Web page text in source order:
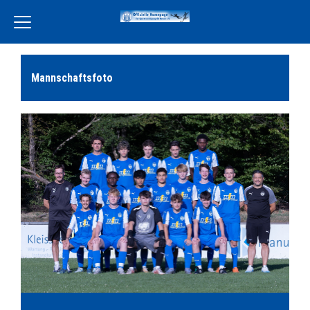
Home
Verein
Freiwilligendienst
Unsere Partner
Aktivität
Jugend
Training
Events
Terminkalender
Mannschaftsfoto